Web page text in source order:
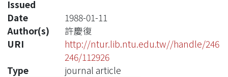
Issued
Date
1988-01-11
Author(s)
許慶復
URI
http://ntur.lib.ntu.edu.tw//handle/246
246/112926
Type
journal article